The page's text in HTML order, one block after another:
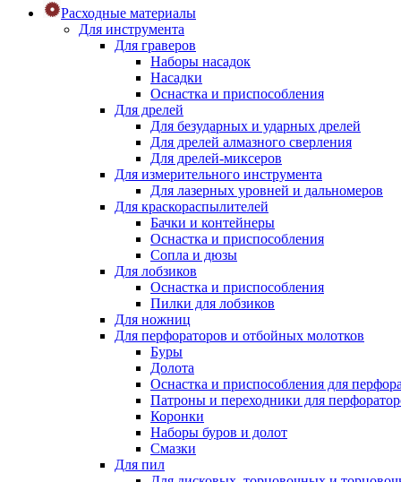
Расходные материалы
Для инструмента
Для граверов
Наборы насадок
Насадки
Оснастка и приспособления
Для дрелей
Для безударных и ударных дрелей
Для дрелей алмазного сверления
Для дрелей-миксеров
Для измерительного инструмента
Для лазерных уровней и дальномеров
Для краскораспылителей
Бачки и контейнеры
Оснастка и приспособления
Сопла и дюзы
Для лобзиков
Оснастка и приспособления
Пилки для лобзиков
Для ножниц
Для перфораторов и отбойных молотков
Буры
Долота
Оснастка и приспособления для
Патроны и переходники для
Коронки
Наборы буров и долот
Смазки
Для пил